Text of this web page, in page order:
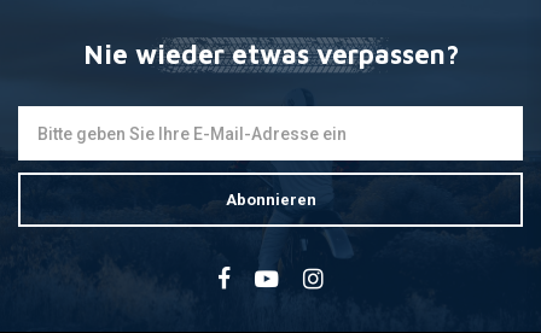
Nie wieder etwas verpassen?
Abonnieren